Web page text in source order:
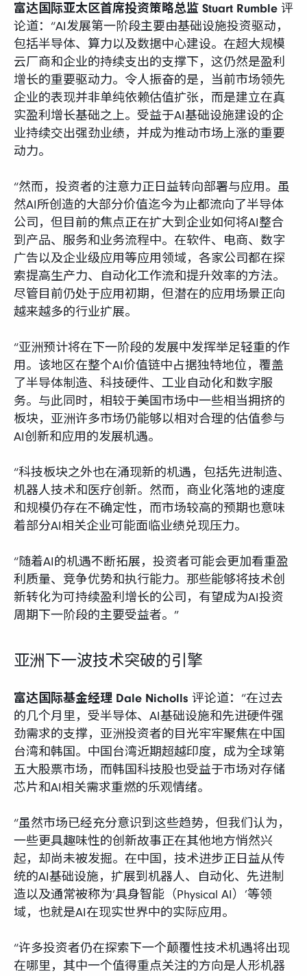
多元化和包容性
下载中心
富达国际亚太区首席投资策略总监 Stuart Rumble 评
论道：“AI发展第一阶段主要由基础设施投资驱动，
包括半导体、算力以及数据中心建设。在超大规模
云厂商和企业的持续支出的支撑下，这仍然是盈利
增长的重要驱动力。令人振奋的是，当前市场领先
企业的表现并非单纯依赖估值扩张，而是建立在真
实盈利增长基础之上。受益于AI基础设施建设的企
业持续交出强劲业绩，并成为推动市场上涨的重要
动力。
“然而，投资者的注意力正日益转向部署与应用。虽
然AI所创造的大部分价值迄今为止都流向了半导体
公司，但目前的焦点正在扩大到企业如何将AI整合
到产品、服务和业务流程中。在软件、电商、数字
广告以及企业级应用等应用领域，各家公司都在探
索提高生产力、自动化工作流和提升效率的方法。
尽管目前仍处于应用初期，但潜在的应用场景正向
越来越多的行业扩展。
“亚洲预计将在下一阶段的发展中发挥举足轻重的作
用。该地区在整个AI价值链中占据独特地位，覆盖
了半导体制造、科技硬件、工业自动化和数字服
务。与此同时，相较于美国市场中一些相当拥挤的
板块，亚洲许多市场仍能够以相对合理的估值参与
AI创新和应用的发展机遇。
“科技板块之外也在涌现新的机遇，包括先进制造、
机器人技术和医疗创新。然而，商业化落地的速度
和规模仍存在不确定性，而市场较高的预期也意味
着部分AI相关企业可能面临业绩兑现压力。
“随着AI的机遇不断拓展，投资者可能会更加看重盈
利质量、竞争优势和执行能力。那些能够将技术创
新转化为可持续盈利增长的公司，有望成为AI投资
周期下一阶段的主要受益者。”
亚洲下一波技术突破的引擎
富达国际基金经理 Dale Nicholls 评论道：“在过去
的几个月里，受半导体、AI基础设施和先进硬件强
劲需求的支撑，亚洲投资者的目光牢牢聚焦在中国
台湾和韩国。中国台湾近期超越印度，成为全球第
五大股票市场，而韩国科技股也受益于市场对存储
芯片和AI相关需求重燃的乐观情绪。
“虽然市场已经充分意识到这些趋势，但我们认为，
一些更具趣味性的创新故事正在其他地方悄然兴
起，却尚未被发掘。在中国，技术进步正日益从传
统的AI基础设施，扩展到机器人、自动化、先进制
造以及通常被称为‘具身智能（Physical AI）’等领
域，也就是AI在现实世界中的实际应用。
“许多投资者仍在探索下一个颠覆性技术机遇将出现
在哪里，其中一个值得重点关注的方向是人形机器